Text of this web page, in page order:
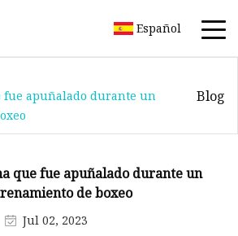
Español
fue apuñalado durante un
Blog
que fue apuñalado durante un
de boxeo
Jul 02, 2023